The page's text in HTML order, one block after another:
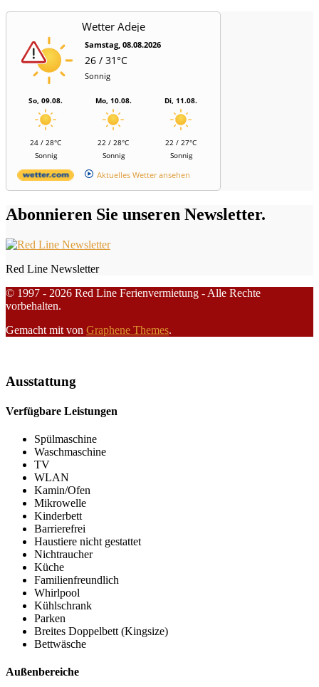
Wetter Adeje
Samstag, 08.08.2026
26 / 31°C
Sonnig
So, 09.08.
24 / 28°C
Sonnig
Mo, 10.08.
22 / 28°C
Sonnig
Di, 11.08.
22 / 27°C
Sonnig
Aktuelles Wetter ansehen
Abonnieren Sie unseren Newsletter.
Red Line Newsletter
© 1997 - 2026 Red Line Ferienvermietung - Alle Rechte
vorbehalten.
Gemacht mit von Graphene Themes.
Ausstattung
Verfügbare Leistungen
Spülmaschine
Waschmaschine
TV
WLAN
Kamin/Ofen
Mikrowelle
Kinderbett
Barrierefrei
Haustiere nicht gestattet
Nichtraucher
Küche
Familienfreundlich
Whirlpool
Kühlschrank
Parken
Breites Doppelbett (Kingsize)
Bettwäsche
Außenbereiche